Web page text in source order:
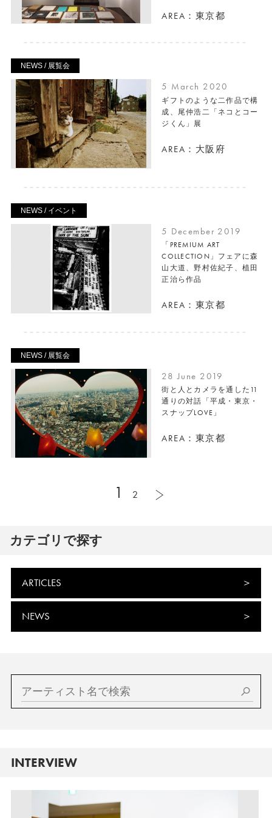
AREA：東京都
NEWS / 展覧会
5 March 2020
ギフトのような二作品で構
成、尾仲浩二「ネコとコー
ジくん」展
AREA：大阪府
NEWS / イベント
5 December 2019
「PREMIUM ART
COLLECTION」フェアに森
山大道、野村佐紀子、植田
正治ら作品
AREA：東京都
NEWS / 展覧会
28 June 2019
街と人とカメラを通した11
通りの対話「平成・東京・
スナップLOVE」
AREA：東京都
1 2
カテゴリで探す
ARTICLES
NEWS
INTERVIEW